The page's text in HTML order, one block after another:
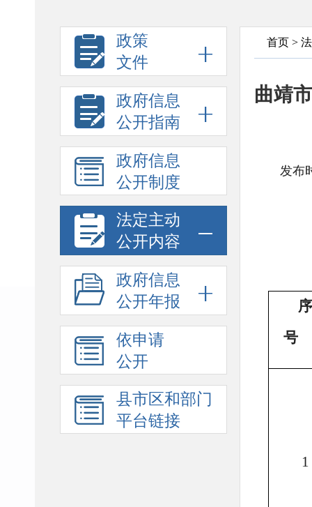
政策
文件
政府信息
公开指南
政府信息
公开制度
法定主动
公开内容
政府信息
公开年报
依申请
公开
县市区和部门
平台链接
首页 >
曲靖
发布
序
号
1